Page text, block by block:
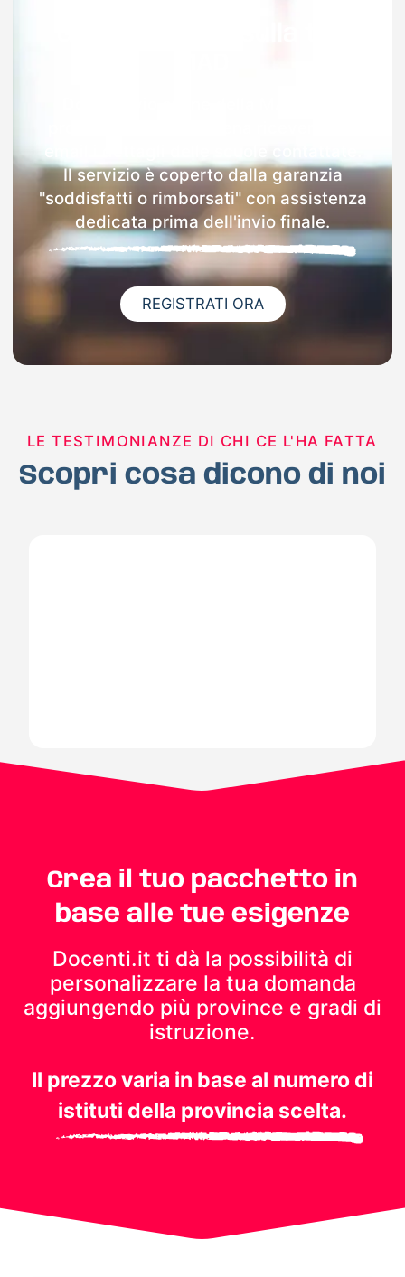
Il servizio è coperto dalla garanzia
"soddisfatti o rimborsati" con assistenza
dedicata prima dell'invio finale.
REGISTRATI ORA
LE TESTIMONIANZE DI CHI CE L'HA FATTA
Scopri cosa dicono di noi
Crea il tuo pacchetto in
base alle tue esigenze
Docenti.it ti dà la possibilità di
personalizzare la tua domanda
aggiungendo più province e gradi di
istruzione.
Il prezzo varia in base al numero di
istituti della provincia scelta.